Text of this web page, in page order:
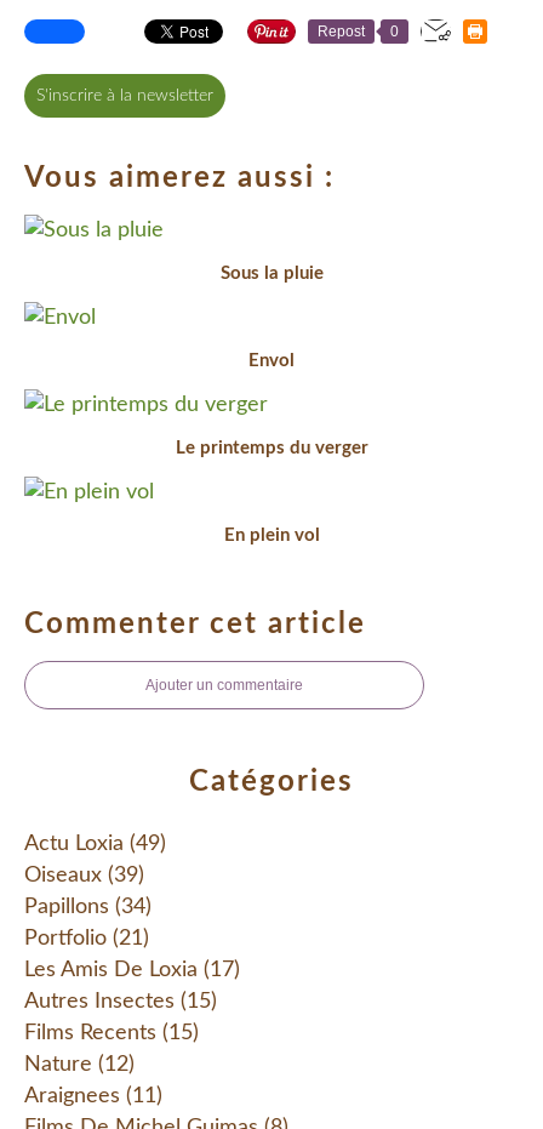
Repost 0
S'inscrire à la newsletter
Vous aimerez aussi :
Sous la pluie
Envol
Le printemps du verger
En plein vol
Commenter cet article
Ajouter un commentaire
Catégories
Actu Loxia (49)
Oiseaux (39)
Papillons (34)
Portfolio (21)
Les Amis De Loxia (17)
Autres Insectes (15)
Films Recents (15)
Nature (12)
Araignees (11)